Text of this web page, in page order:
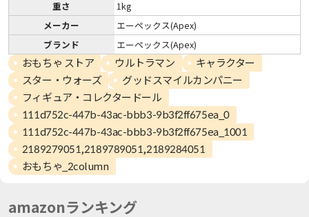
重さ
1kg
メーカー
エーペックス(Apex)
ブランド
エーペックス(Apex)
おもちゃ ストア ウルトラマン
キャラクター
スター・ウォーズ
グッドスマイルカンパニー
フィギュア・コレクタードール
111d752c-447b-43ac-bbb3-9b3f2ff675ea_0
111d752c-447b-43ac-bbb3-9b3f2ff675ea_1001
2189279051,2189789051,2189284051
おもちゃ_2column
amazonランキング